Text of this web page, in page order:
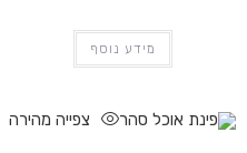
מידע נוסף
צפייה מהירה